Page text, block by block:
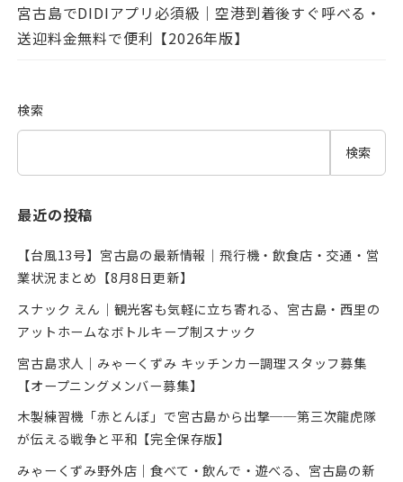
宮古島でDIDIアプリ必須級｜空港到着後すぐ呼べる・
送迎料金無料で便利【2026年版】
検索
検索
最近の投稿
【台風13号】宮古島の最新情報｜飛行機・飲食店・交通・営
業状況まとめ【8月8日更新】
スナック えん｜観光客も気軽に立ち寄れる、宮古島・西里の
アットホームなボトルキープ制スナック
宮古島求人｜みゃーくずみ キッチンカー調理スタッフ募集
【オープニングメンバー募集】
木製練習機「赤とんぼ」で宮古島から出撃──第三次龍虎隊
が伝える戦争と平和【完全保存版】
みゃーくずみ野外店｜食べて・飲んで・遊べる、宮古島の新